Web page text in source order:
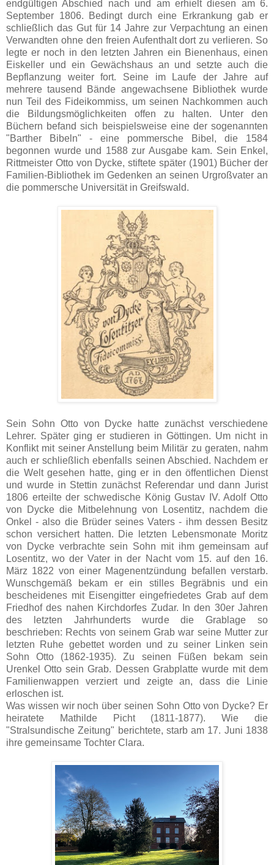
endgültigen Abschied nach und am erhielt diesen am 6.
September 1806. Bedingt durch eine Erkrankung gab er
schließlich das Gut für 14 Jahre zur Verpachtung an einen
Verwandten ohne den freien Aufenthalt dort zu verlieren. So
legte er noch in den letzten Jahren ein Bienenhaus, einen
Eiskeller und ein Gewächshaus an und setzte auch die
Bepflanzung weiter fort. Seine im Laufe der Jahre auf
mehrere tausend Bände angewachsene Bibliothek wurde
nun Teil des Fideikommiss, um seinen Nachkommen auch
die Bildungsmöglichkeiten offen zu halten. Unter den
Büchern befand sich beispielsweise eine der sogenannten
"Barther Bibeln" - eine pommersche Bibel, die 1584
begonnen wurde und 1588 zur Ausgabe kam. Sein Enkel,
Rittmeister Otto von Dycke, stiftete später (1901) Bücher der
Familien-Bibliothek im Gedenken an seinen Urgroßvater an
die pommersche Universität in Greifswald.
Sein Sohn Otto von Dycke hatte zunächst verschiedene
Lehrer. Später ging er studieren in Göttingen. Um nicht in
Konflikt mit seiner Anstellung beim Militär zu geraten, nahm
auch er schließlich ebenfalls seinen Abschied. Nachdem er
die Welt gesehen hatte, ging er in den öffentlichen Dienst
und wurde in Stettin zunächst Referendar und dann Jurist
1806 erteilte der schwedische König Gustav IV. Adolf Otto
von Dycke die Mitbelehnung von Losentitz, nachdem die
Onkel - also die Brüder seines Vaters - ihm dessen Besitz
schon versichert hatten. Die letzten Lebensmonate Moritz
von Dycke verbrachte sein Sohn mit ihm gemeinsam auf
Losentitz, wo der Vater in der Nacht vom 15. auf den 16.
März 1822 von einer Magenentzündung befallen verstarb.
Wunschgemäß bekam er ein stilles Begräbnis und ein
bescheidenes mit Eisengitter eingefriedetes Grab auf dem
Friedhof des nahen Kirchdorfes Zudar. In den 30er Jahren
des letzten Jahrhunderts wurde die Grablage so
beschrieben: Rechts von seinem Grab war seine Mutter zur
letzten Ruhe gebettet worden und zu seiner Linken sein
Sohn Otto (1862-1935). Zu seinen Füßen bekam sein
Urenkel Otto sein Grab. Dessen Grabplatte wurde mit dem
Familienwappen verziert und zeigte an, dass die Linie
erloschen ist.
Was wissen wir noch über seinen Sohn Otto von Dycke? Er
heiratete Mathilde Picht (1811-1877). Wie die
"Stralsundische Zeitung" berichtete, starb am 17. Juni 1838
ihre gemeinsame Tochter Clara.